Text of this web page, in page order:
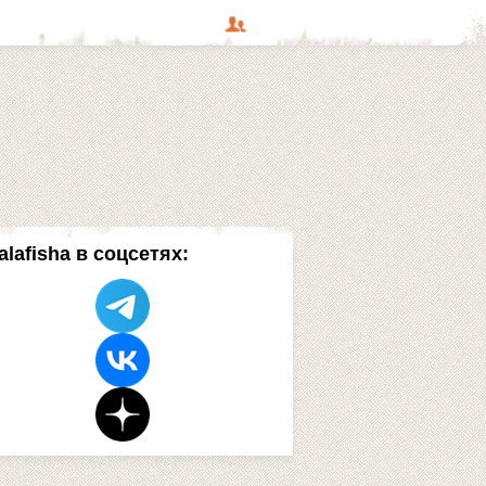
в соцсетях: